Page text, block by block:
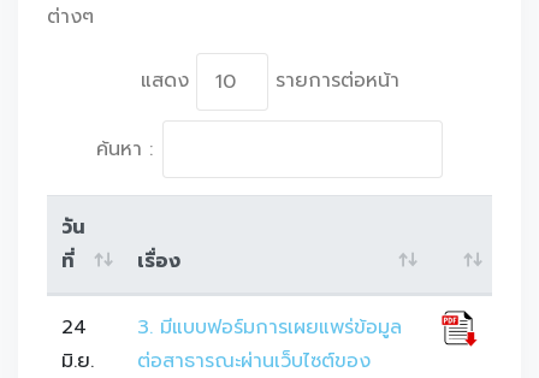
ต่างๆ
แสดง รายการต่อหน้า
ค้นหา :
วัน
ที่
เรื่อง
24
มิ.ย.
3. มีแบบฟอร์มการเผยแพร่ข้อมูล
ต่อสาธารณะผ่านเว็บไซต์ของ